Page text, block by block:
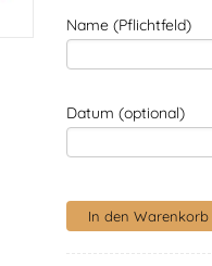
Name (Pflichtfeld)
Datum (optional)